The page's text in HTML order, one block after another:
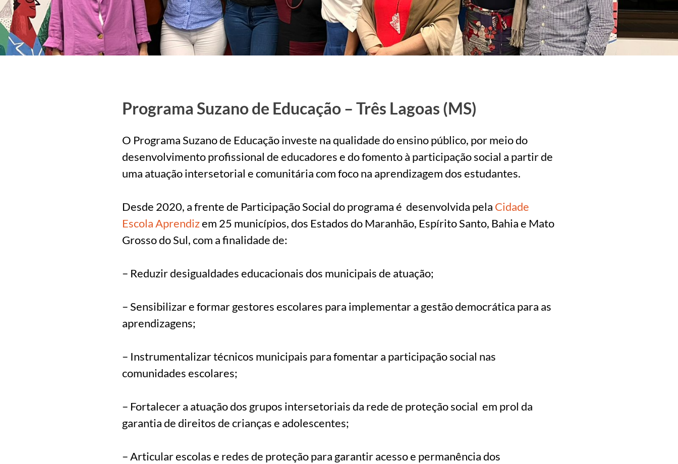
Programa Suzano de Educação – Três Lagoas (MS)
O Programa Suzano de Educação investe na qualidade do ensino público, por meio do
desenvolvimento profissional de educadores e do fomento à participação social a partir de
uma atuação intersetorial e comunitária com foco na aprendizagem dos estudantes.
Desde 2020, a frente de Participação Social do programa é desenvolvida pela Cidade
Escola Aprendizem 25 municípios, dos Estados do Maranhão, Espírito Santo, Bahia e Mato
Grosso do Sul, com a finalidade de:
– Reduzir desigualdades educacionais dos municipais de atuação;
– Sensibilizar e formar gestores escolares para implementar a gestão democrática para as
aprendizagens;
– Instrumentalizar técnicos municipais para fomentar a participação social nas
comunidades escolares;
– Fortalecer a atuação dos grupos intersetoriais da rede de proteção social em prol da
garantia de direitos de crianças e adolescentes;
– Articular escolas e redes de proteção para garantir acesso e permanência dos